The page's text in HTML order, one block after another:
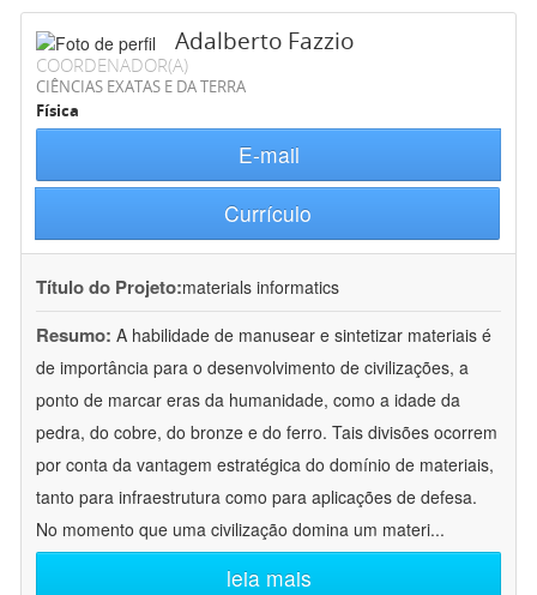
Adalberto Fazzio
COORDENADOR(A)
CIÊNCIAS EXATAS E DA TERRA
Física
E-mail
Currículo
Título do Projeto:materials informatics
Resumo: A habilidade de manusear e sintetizar materiais é
de importância para o desenvolvimento de civilizações, a
ponto de marcar eras da humanidade, como a idade da
pedra, do cobre, do bronze e do ferro. Tais divisões ocorrem
por conta da vantagem estratégica do domínio de materiais,
tanto para infraestrutura como para aplicações de defesa.
No momento que uma civilização domina um materi...
leia mais